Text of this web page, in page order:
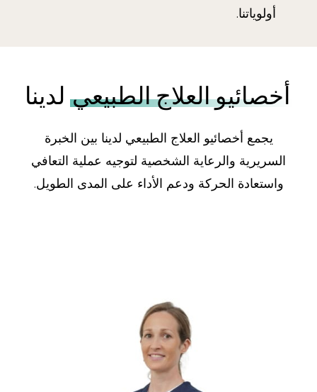
أولوياتنا.
أخصائيو العلاج الطبيعي لدينا
يجمع أخصائيو العلاج الطبيعي لدينا بين الخبرة
السريرية والرعاية الشخصية لتوجيه عملية التعافي
واستعادة الحركة ودعم الأداء على المدى الطويل.